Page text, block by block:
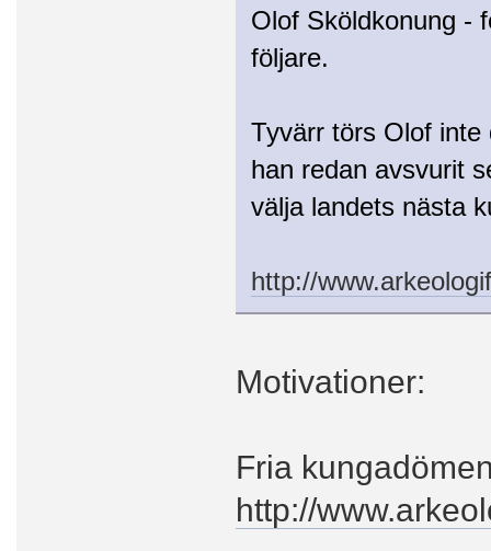
Olof Sköldkonung -
följare.
Tyvärr törs Olof inte
han redan avsvurit
välja landets nästa
http://
Motivationer:
Fria
http://